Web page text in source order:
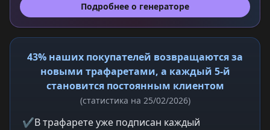
Подробнее о генераторе
43% наших покупателей возвращаются за
новыми трафаретами, а каждый 5-й
становится постоянным клиентом
(статистика на 25/02/2026)
✔В трафарете уже подписан каждый